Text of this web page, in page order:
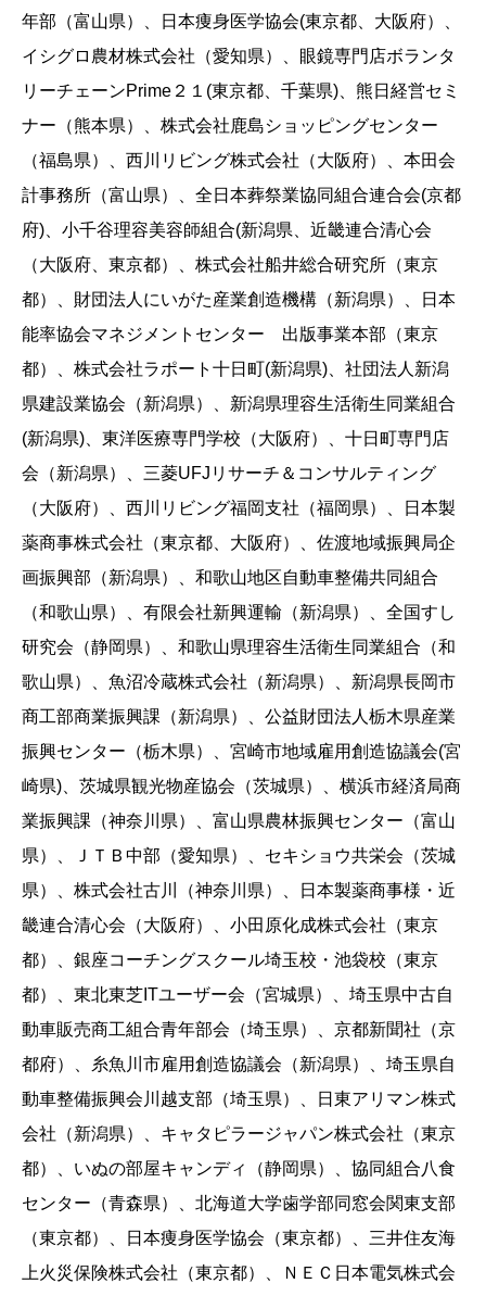
年部（富山県）、日本痩身医学協会(東京都、大阪府）、
イシグロ農材株式会社（愛知県）、眼鏡専門店ボランタ
リーチェーンPrime２１(東京都、千葉県)、熊日経営セミ
ナー（熊本県）、株式会社鹿島ショッピングセンター
（福島県）、西川リビング株式会社（大阪府）、本田会
計事務所（富山県）、全日本葬祭業協同組合連合会(京都
府)、小千谷理容美容師組合(新潟県、近畿連合清心会
（大阪府、東京都）、株式会社船井総合研究所（東京
都）、財団法人にいがた産業創造機構（新潟県）、日本
能率協会マネジメントセンター 出版事業本部（東京
都）、株式会社ラポート十日町(新潟県)、社団法人新潟
県建設業協会（新潟県）、新潟県理容生活衛生同業組合
(新潟県)、東洋医療専門学校（大阪府）、十日町専門店
会（新潟県）、三菱UFJリサーチ＆コンサルティング
（大阪府）、西川リビング福岡支社（福岡県）、日本製
薬商事株式会社（東京都、大阪府）、佐渡地域振興局企
画振興部（新潟県）、和歌山地区自動車整備共同組合
（和歌山県）、有限会社新興運輸（新潟県）、全国すし
研究会（静岡県）、和歌山県理容生活衛生同業組合（和
歌山県）、魚沼冷蔵株式会社（新潟県）、新潟県長岡市
商工部商業振興課（新潟県）、公益財団法人栃木県産業
振興センター（栃木県）、宮崎市地域雇用創造協議会(宮
崎県)、茨城県観光物産協会（茨城県）、横浜市経済局商
業振興課（神奈川県）、富山県農林振興センター（富山
県）、ＪＴＢ中部（愛知県）、セキショウ共栄会（茨城
県）、株式会社古川（神奈川県）、日本製薬商事様・近
畿連合清心会（大阪府）、小田原化成株式会社（東京
都）、銀座コーチングスクール埼玉校・池袋校（東京
都）、東北東芝ITユーザー会（宮城県）、埼玉県中古自
動車販売商工組合青年部会（埼玉県）、京都新聞社（京
都府）、糸魚川市雇用創造協議会（新潟県）、埼玉県自
動車整備振興会川越支部（埼玉県）、日東アリマン株式
会社（新潟県）、キャタピラージャパン株式会社（東京
都）、いぬの部屋キャンディ（静岡県）、協同組合八食
センター（青森県）、北海道大学歯学部同窓会関東支部
（東京都）、日本痩身医学協会（東京都）、三井住友海
上火災保険株式会社（東京都）、ＮＥＣ日本電気株式会